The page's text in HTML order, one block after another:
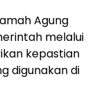
Agung
melalui
kepastian
digunakan di